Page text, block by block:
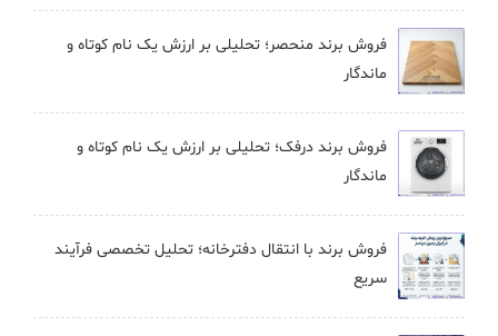
فروش برند منحصر؛ تحلیلی بر ارزش یک نام کوتاه و
ماندگار
فروش برند درفک؛ تحلیلی بر ارزش یک نام کوتاه و
ماندگار
فروش برند با انتقال دفترخانه؛ تحلیل تخصصی فرآیند
سریع